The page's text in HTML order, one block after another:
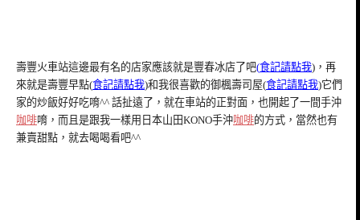
壽豐火車站這邊最有名的店家應該就是豐春冰店了吧(食記請點我)，再
來就是壽豐早點(食記請點我)和我很喜歡的御楓壽司屋(食記請點我)它們
家的炒飯好好吃唷^^ 話扯遠了，就在車站的正對面，也開起了一間手沖
咖啡唷，而且是跟我一樣用日本山田KONO手沖咖啡的方式，當然也有
兼賣甜點，就去喝喝看吧^^